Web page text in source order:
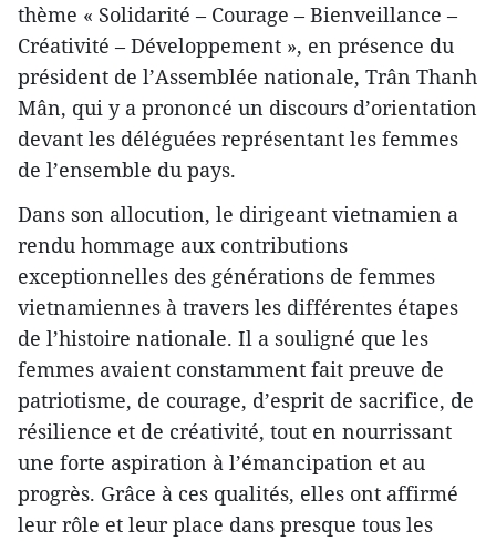
thème « Solidarité – Courage – Bienveillance –
Créativité – Développement », en présence du
président de l’Assemblée nationale, Trân Thanh
Mân, qui y a prononcé un discours d’orientation
devant les déléguées représentant les femmes
de l’ensemble du pays.
Dans son allocution, le dirigeant vietnamien a
rendu hommage aux contributions
exceptionnelles des générations de femmes
vietnamiennes à travers les différentes étapes
de l’histoire nationale. Il a souligné que les
femmes avaient constamment fait preuve de
patriotisme, de courage, d’esprit de sacrifice, de
résilience et de créativité, tout en nourrissant
une forte aspiration à l’émancipation et au
progrès. Grâce à ces qualités, elles ont affirmé
leur rôle et leur place dans presque tous les